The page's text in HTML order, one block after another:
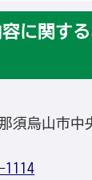
に関す
須烏山市
1114